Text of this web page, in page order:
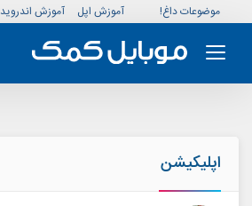
موضوعات داغ! آموزش اپل آموزش اندروید
اپلیکیشن